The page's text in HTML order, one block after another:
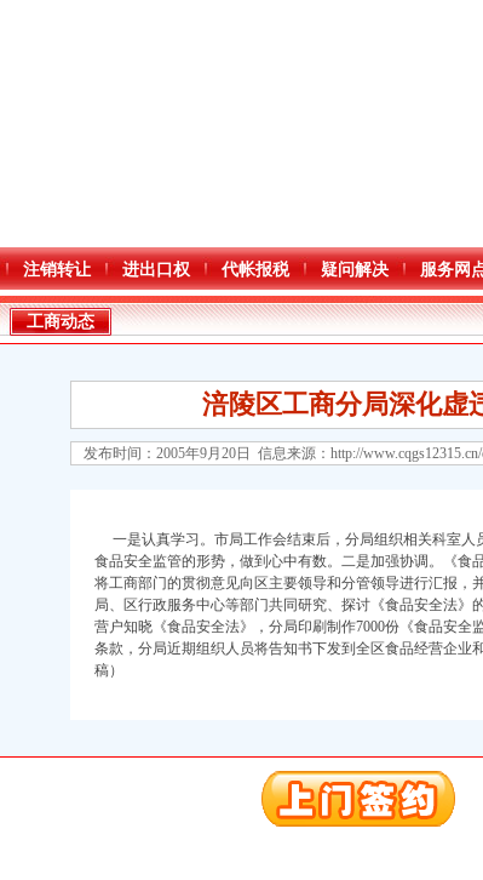
注销转让 进出口权 代帐报税 疑问解决 服务网
出口权)
万 （增资）
注册）
工商动态
涪陵区工商分局深化虚
发布时间：2005年9月20日 信息来源： http://
一是认真学习。市局工作会结束后，分局组织相关科室人
食品安全监管的形势，做到心中有数。二是加强协调。《食
将工商部门的贯彻意见向区主要领导和分管领导进行汇报，
局、区行政服务中心等部门共同研究、探讨《食品安全法
营户知晓《食品安全法》，分局印刷制作7000份《食品安
条款，分局近期组织人员将告知书下发到全区食品经营企业
稿）